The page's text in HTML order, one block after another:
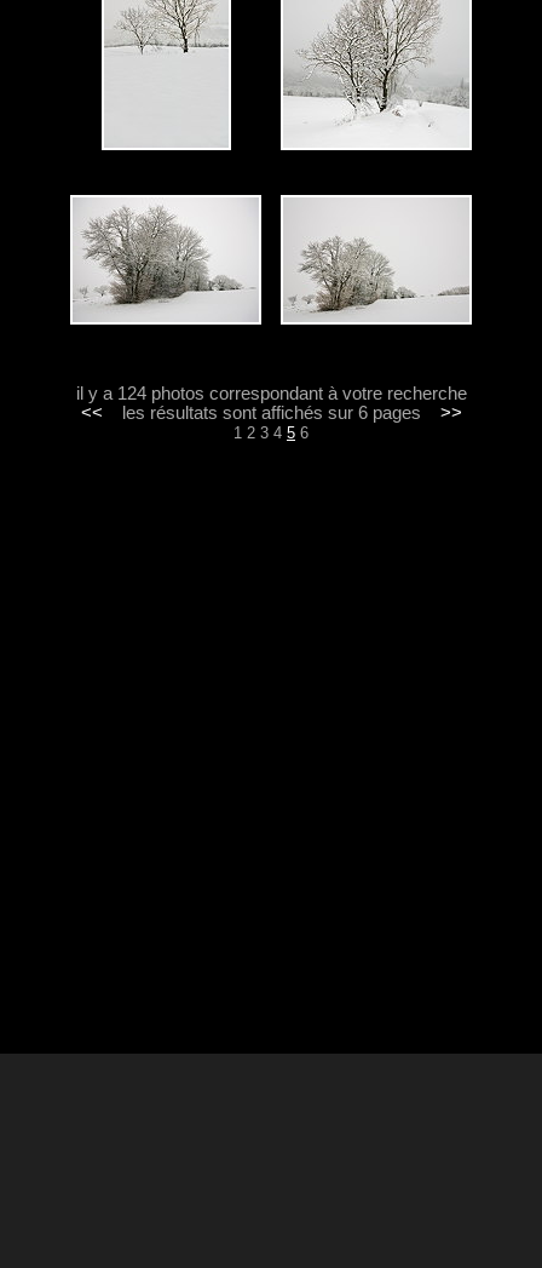
il y a 124 photos correspondant à votre recherche
<< les résultats sont affichés sur 6 pages >>
1 2 3 4 5 6